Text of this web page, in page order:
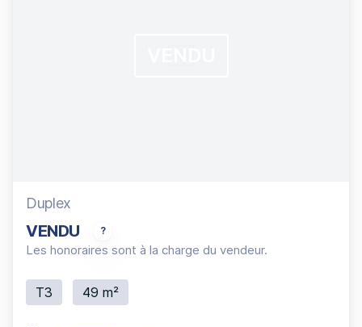
Duplex
VENDU Duplex 3P en angle récent, climatisé, en Rez de
Les honoraires sont à la charge du vendeur.
T3 49 m²